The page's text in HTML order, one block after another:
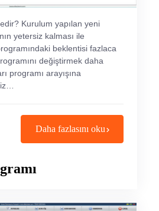
Kurulum yapılan yeni
yetersiz kalması ile
beklentisi fazlaca
değiştirmek daha
programı arayışına
Daha fazlasını oku